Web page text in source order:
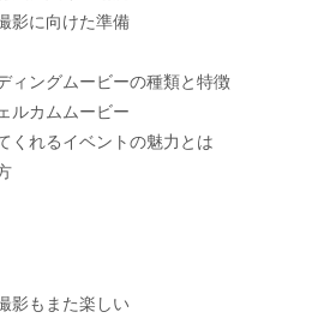
影に向けた準備
ィングムービーの種類と特徴
ルカムムービー
くれるイベントの魅力とは
影もまた楽しい